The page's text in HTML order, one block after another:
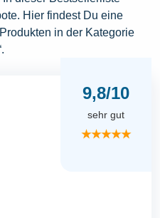
Hier findest Du eine
in der Kategorie
9,8/10
sehr gut
★★★★★